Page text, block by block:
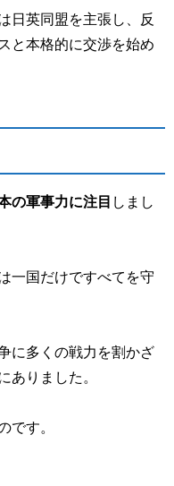
日英同盟を主張し、反
と本格的に交渉を始め
の軍事力に注目 しまし
一国だけですべてを守
に多くの戦力を割かざ
ありました。
です。